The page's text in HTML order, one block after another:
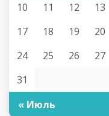
10
11 12 13
17
18 19 20
24
25 26 27
31
« Июль